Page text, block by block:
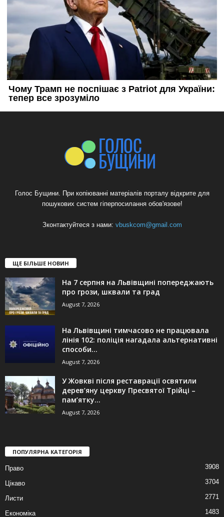
Голос Бущини. При копіюванні матеріалів порталу відкрите для
пошукових систем гіперпосилання обов'язове!
Зконтактуйтеся з нами: vbuskcom@gmail.com
ЩЕ БІЛЬШЕ НОВИН
На 7 серпня на Львівщині попереджають
про грози, шквали та град
August 7, 2026
На Львівщині тимчасово не працювала
лінія 102: поліція нагадала альтернативні
способи...
August 7, 2026
У Жовкві після реставрації освятили
дерев’яну церкву Пресвятої Трійці –
пам’ятку...
August 7, 2026
ПОПУЛЯРНА КАТЕГОРІЯ
Право 3908
Цікаво 3704
Листи 2771
Економіка 1483